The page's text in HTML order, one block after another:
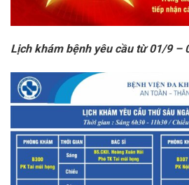
Lịch khám bệnh yêu cầu từ 01/9 –